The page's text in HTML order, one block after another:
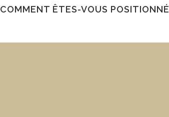
COMMENT ÊTES-VOUS